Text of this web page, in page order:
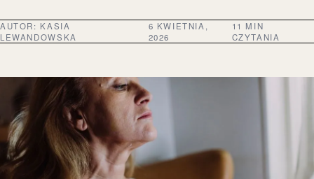
AUTOR: KASIA
LEWANDOWSKA
6 KWIETNIA,
2026
11 MIN
CZYTANIA